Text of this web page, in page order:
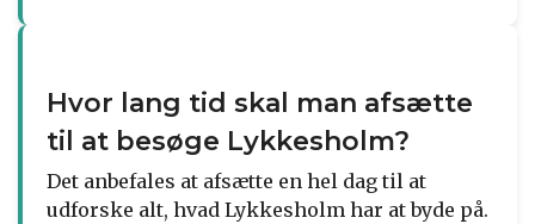
Hvor lang tid skal man afsætte
til at besøge Lykkesholm?
Det anbefales at afsætte en hel dag til at
udforske alt, hvad Lykkesholm har at byde på.